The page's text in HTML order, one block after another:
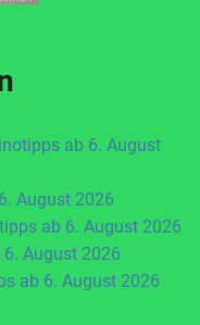
ab 6. August
August 2026
ab 6. August 2026
August 2026
ab 6. August 2026